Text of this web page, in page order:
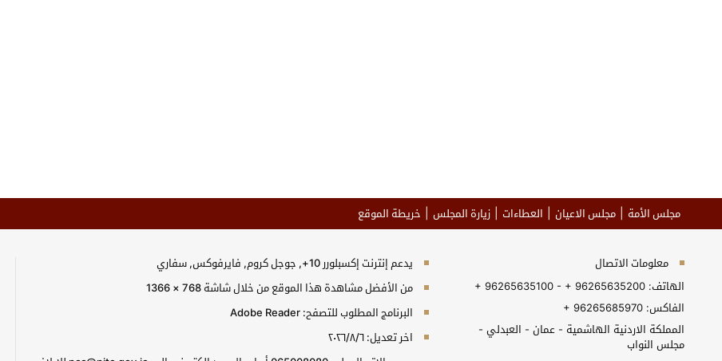
مجلس الأمة مجلس الاعيان العطاءات زيارة المجلس خريطة الموقع
معلومات الاتصال
الهاتف: + 96265635100 - + 96265635200
الفاكس: + 96265685970
المملكة الاردنية الهاشمية - عمان - العبدلي -
مجلس النواب
يدعم إنترنت إكسبلورر 10+, جوجل كروم, فايرفوكس, سفاري
من الأفضل مشاهدة هذا الموقع من خلال شاشة 768 × 1366
البرنامج المطلوب للتصفح: Adobe Reader
اخر تعديل: ٢٠٢٦/٨/٦